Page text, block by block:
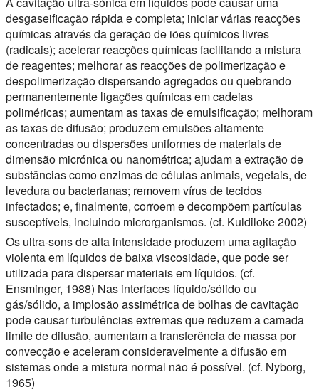
desgaseificação rápida e completa; iniciar várias reacções
químicas através da geração de iões químicos livres
(radicais); acelerar reacções químicas facilitando a mistura
de reagentes; melhorar as reacções de polimerização e
despolimerização dispersando agregados ou quebrando
permanentemente ligações químicas em cadeias
poliméricas; aumentam as taxas de emulsificação; melhoram
as taxas de difusão; produzem emulsões altamente
concentradas ou dispersões uniformes de materiais de
dimensão micrónica ou nanométrica; ajudam a extração de
substâncias como enzimas de células animais, vegetais, de
levedura ou bacterianas; removem vírus de tecidos
infectados; e, finalmente, corroem e decompõem partículas
susceptíveis, incluindo microrganismos. (cf. Kuldiloke 2002)
Os ultra-sons de alta intensidade produzem uma agitação
violenta em líquidos de baixa viscosidade, que pode ser
utilizada para dispersar materiais em líquidos. (cf.
Ensminger, 1988) Nas interfaces líquido/sólido ou
gás/sólido, a implosão assimétrica de bolhas de cavitação
pode causar turbulências extremas que reduzem a camada
limite de difusão, aumentam a transferência de massa por
convecção e aceleram consideravelmente a difusão em
sistemas onde a mistura normal não é possível. (cf. Nyborg,
1965)